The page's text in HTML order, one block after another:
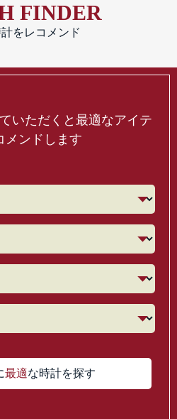
FINDER
をレコメンド
いただくと最適なアイテ
メンドします
最適な時計を探す